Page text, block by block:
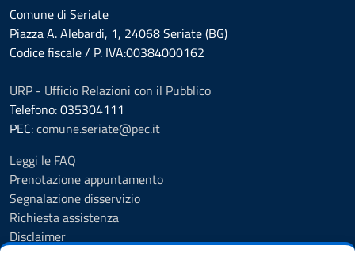
Comune di Seriate
Piazza A. Alebardi, 1, 24068 Seriate (BG)
Codice fiscale / P. IVA:00384000162
URP - Ufficio Relazioni con il Pubblico
Telefono: 035304111
PEC:comune.seriate@pec.it
Leggi le FAQ
Prenotazione appuntamento
Segnalazione disservizio
Richiesta assistenza
Disclaimer